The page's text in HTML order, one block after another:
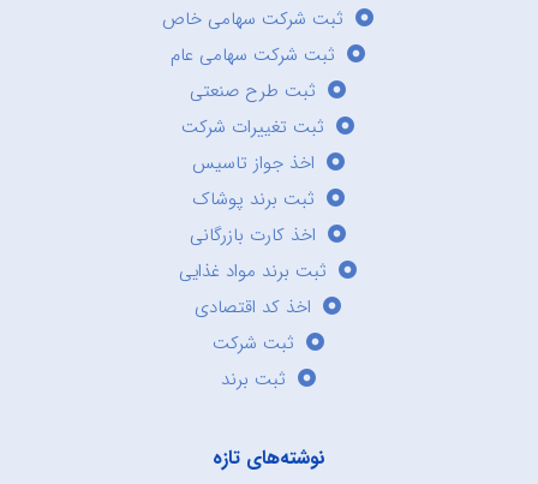
ثبت شرکت سهامی خاص
ثبت شرکت سهامی عام
ثبت طرح صنعتی
ثبت تغییرات شرکت
اخذ جواز تاسیس
ثبت برند پوشاک
اخذ کارت بازرگانی
ثبت برند مواد غذایی
اخذ کد اقتصادی
ثبت شرکت
ثبت برند
نوشته‌های تازه